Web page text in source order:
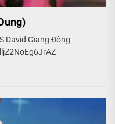
David Giang Đông